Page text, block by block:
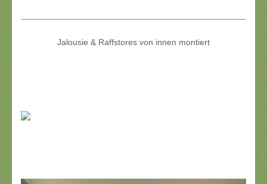
Jalousie & Raffstores von innen montiert